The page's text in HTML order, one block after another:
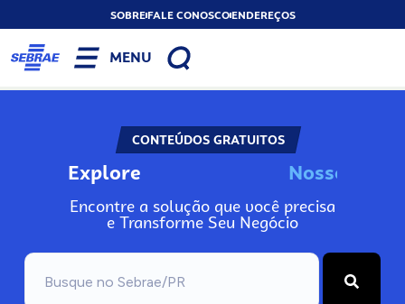
SOBREFALE CONOSCOENDEREÇOS
MENU
CONTEÚDOS GRATUITOS
Explore Nos
Encontre a solução que você precisa
e Transforme Seu Negócio